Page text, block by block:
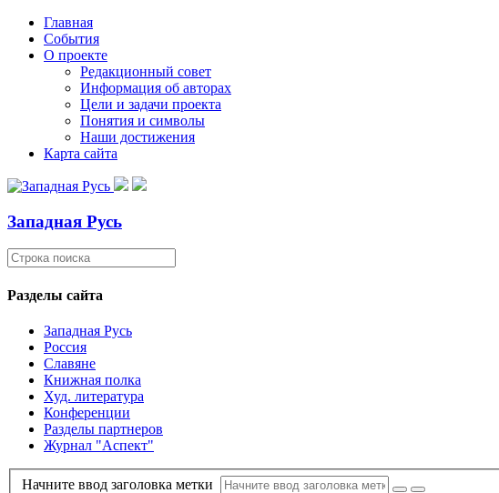
Главная
События
О проекте
Редакционный совет
Информация об авторах
Цели и задачи проекта
Понятия и символы
Наши достижения
Карта сайта
Западная Русь
Разделы сайта
Западная Русь
Россия
Славяне
Книжная полка
Худ. литература
Конференции
Разделы партнеров
Журнал "Аспект"
Начните ввод заголовка метки